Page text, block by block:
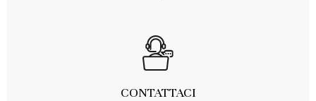
CONTATTACI